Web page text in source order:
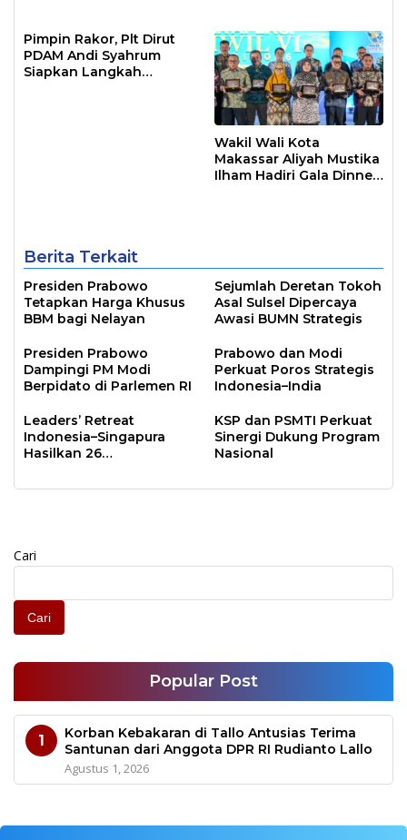
Pimpin Rakor, Plt Dirut
PDAM Andi Syahrum
Siapkan Langkah
Wakil Wali Kota
Makassar Aliyah Mustika
Ilham Hadiri Gala Dinner
Berita Terkait
Presiden Prabowo
Tetapkan Harga Khusus
BBM bagi Nelayan
Sejumlah Deretan Tokoh
Asal Sulsel Dipercaya
Awasi BUMN Strategis
Presiden Prabowo
Dampingi PM Modi
Berpidato di Parlemen RI
Prabowo dan Modi
Perkuat Poros Strategis
Indonesia–India
Leaders’ Retreat
Indonesia–Singapura
Hasilkan 26
KSP dan PSMTI Perkuat
Sinergi Dukung Program
Nasional
Cari
Cari
Popular Post
1
Korban Kebakaran di Tallo Antusias Terima
Santunan dari Anggota DPR RI Rudianto Lallo
Agustus 1, 2026